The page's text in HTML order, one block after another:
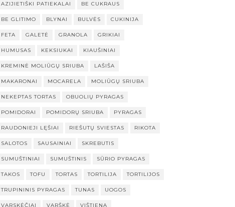
AZIJIETIŠKI PATIEKALAI BE CUKRAUS
BE GLITIMO BLYNAI BULVĖS CUKINIJA
FETA GALETĖ GRANOLA GRIKIAI
HUMUSAS KEKSIUKAI KIAUŠINIAI
KREMINĖ MOLIŪGŲ SRIUBA LAŠIŠA
MAKARONAI MOCARELA MOLIŪGŲ SRIUBA
NEKEPTAS TORTAS OBUOLIŲ PYRAGAS
POMIDORAI POMIDORŲ SRIUBA PYRAGAS
RAUDONIEJI LĘŠIAI RIEŠUTŲ SVIESTAS RIKOTA
SALOTOS SAUSAINIAI SKREBUTIS
SUMUŠTINIAI SUMUŠTINIS SŪRIO PYRAGAS
TAKOS TOFU TORTAS TORTILIJA TORTILIJOS
TRUPININIS PYRAGAS TUNAS UOGOS
VARSKĖČIAI VARŠKĖ VIŠTIENA